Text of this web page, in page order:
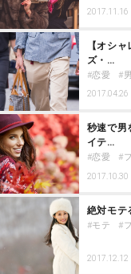
2017.11.16
【オシ
ズ・…
恋愛
2017.04.26
秒速で男
イテ…
恋愛
2017.10.30
絶対モテ
モテ
2017.12.12